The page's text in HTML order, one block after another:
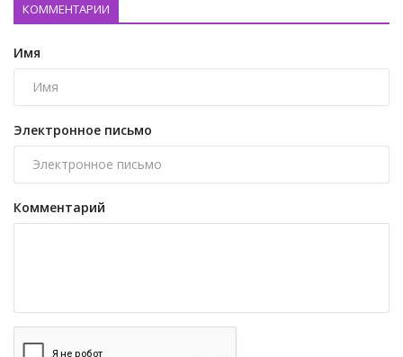
КОММЕНТАРИИ
Имя
Электронное письмо
Комментарий